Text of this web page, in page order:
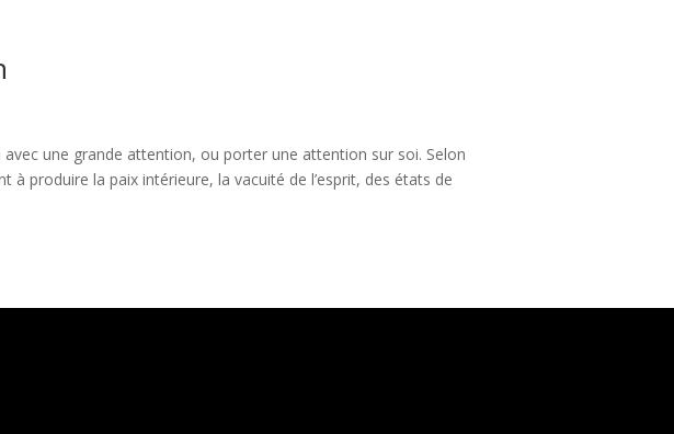
une grande attention, ou porter une attention sur soi. Selon
à produire la paix intérieure, la vacuité de l’esprit, des états de